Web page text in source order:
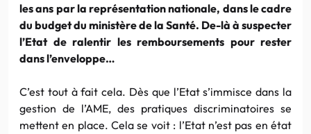
les ans par la représentation nationale, dans le cadre
du budget du ministère de la Santé. De-là à suspecter
l’Etat de ralentir les remboursements pour rester
dans l’enveloppe…
C’est tout à fait cela. Dès que l’Etat s’immisce dans la
gestion de l’AME, des pratiques discriminatoires se
mettent en place. Cela se voit : l’Etat n’est pas en état